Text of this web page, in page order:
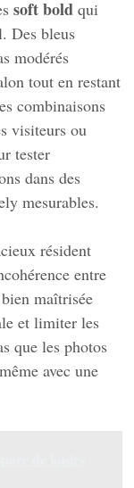
soft bold qui
Des bleus
modérés
tout en restant
combinaisons
visiteurs ou
tester
dans des
mesurables.
résident
entre
maîtrisée
et limiter les
que les photos
avec une